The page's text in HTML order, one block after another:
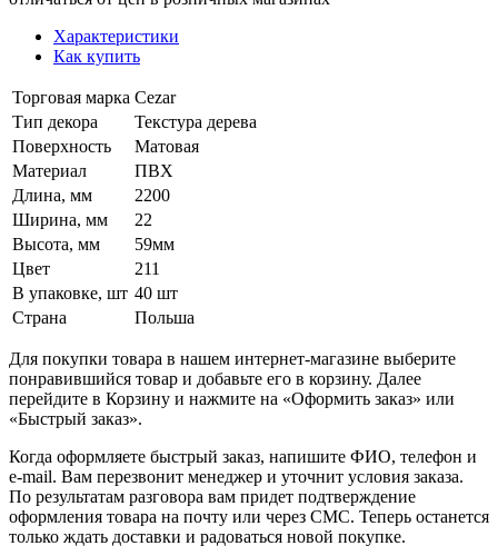
Характеристики
Как купить
Торговая марка Cezar
Тип декора
Текстура дерева
Поверхность
Матовая
Материал
ПВХ
Длина, мм
2200
Ширина, мм
22
Высота, мм
59мм
Цвет
211
В упаковке, шт 40 шт
Страна
Польша
Для покупки товара в нашем интернет-магазине выберите
понравившийся товар и добавьте его в корзину. Далее
перейдите в Корзину и нажмите на «Оформить заказ» или
«Быстрый заказ».
Когда оформляете быстрый заказ, напишите ФИО, телефон и
e-mail. Вам перезвонит менеджер и уточнит условия заказа.
По результатам разговора вам придет подтверждение
оформления товара на почту или через СМС. Теперь останется
только ждать доставки и радоваться новой покупке.